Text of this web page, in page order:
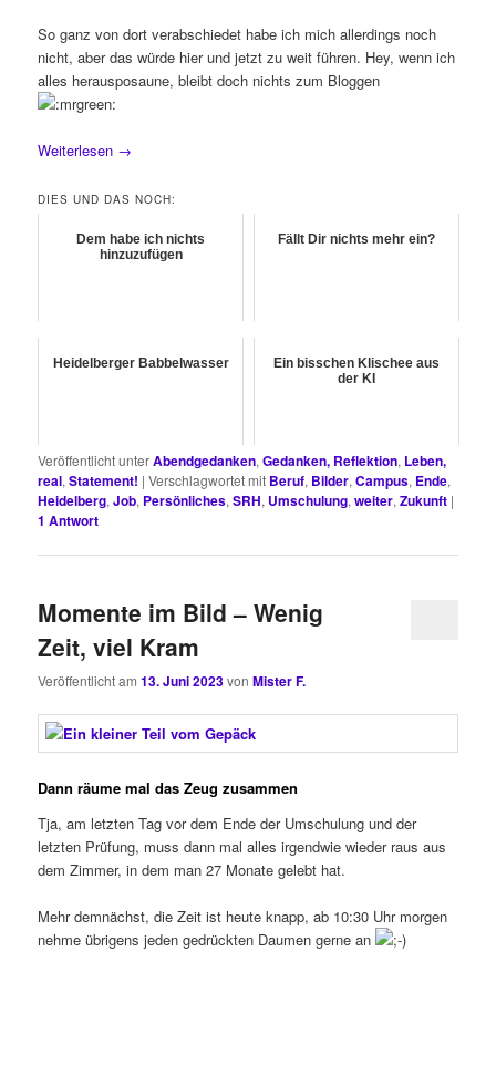
So ganz von dort verabschiedet habe ich mich allerdings noch
nicht, aber das würde hier und jetzt zu weit führen. Hey, wenn ich
alles herausposaune, bleibt doch nichts zum Bloggen
Weiterlesen →
DIES UND DAS NOCH:
Dem habe ich nichts
hinzuzufügen
Fällt Dir nichts mehr ein?
Heidelberger Babbelwasser
Ein bisschen Klischee aus
der KI
Veröffentlicht unterAbendgedanken,Gedanken, Reflektion, Leben,
real,Statement! |Verschlagwortet mit Beruf, Bilder,Campus, Ende,
Heidelberg,Job, Persönliches,SRH, Umschulung,weiter,Zukunft |
1 Antwort
Momente im Bild – Wenig
Zeit, viel Kram
Veröffentlicht am13. Juni 2023vonMister F.
Dann räume mal das Zeug zusammen
Tja, am letzten Tag vor dem Ende der Umschulung und der
letzten Prüfung, muss dann mal alles irgendwie wieder raus aus
dem Zimmer, in dem man 27 Monate gelebt hat.
Mehr demnächst, die Zeit ist heute knapp, ab 10:30 Uhr morgen
nehme übrigens jeden gedrückten Daumen gerne an